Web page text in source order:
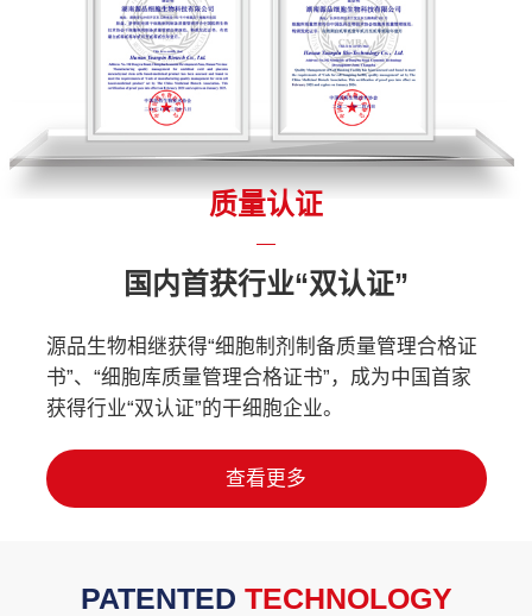
质量认证
国内首获行业“双认证”
源品生物相继获得“细胞制剂制备质量管理合格证
书”、“细胞库质量管理合格证书”，成为中国首家
获得行业“双认证”的干细胞企业。
查看更多
PATENTED TECHNOLOGY